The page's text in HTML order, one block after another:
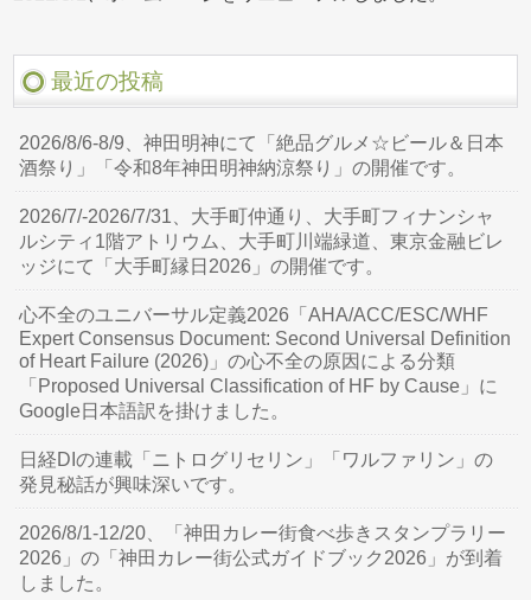
最近の投稿
2026/8/6-8/9、神田明神にて「絶品グルメ☆ビール＆日本
酒祭り」「令和8年神田明神納涼祭り」の開催です。
2026/7/-2026/7/31、大手町仲通り、大手町フィナンシャ
ルシティ1階アトリウム、大手町川端緑道、東京金融ビレ
ッジにて「大手町縁日2026」の開催です。
心不全のユニバーサル定義2026「AHA/ACC/ESC/WHF
Expert Consensus Document: Second Universal Definition
of Heart Failure (2026)」の心不全の原因による分類
「Proposed Universal Classification of HF by Cause」に
Google日本語訳を掛けました。
日経DIの連載「ニトログリセリン」「ワルファリン」の
発見秘話が興味深いです。
2026/8/1-12/20、「神田カレー街食べ歩きスタンプラリー
2026」の「神田カレー街公式ガイドブック2026」が到着
しました。